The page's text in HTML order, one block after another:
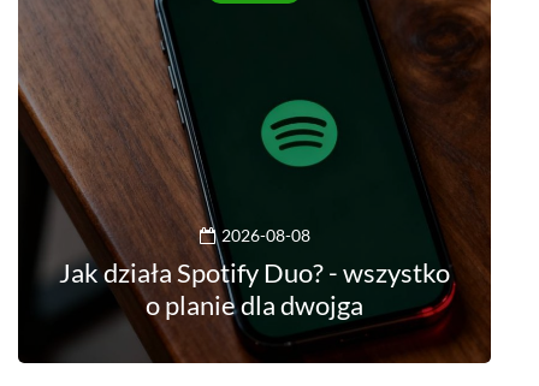
2026-08-08
Jak działa Spotify Duo? - wszystko
o planie dla dwojga